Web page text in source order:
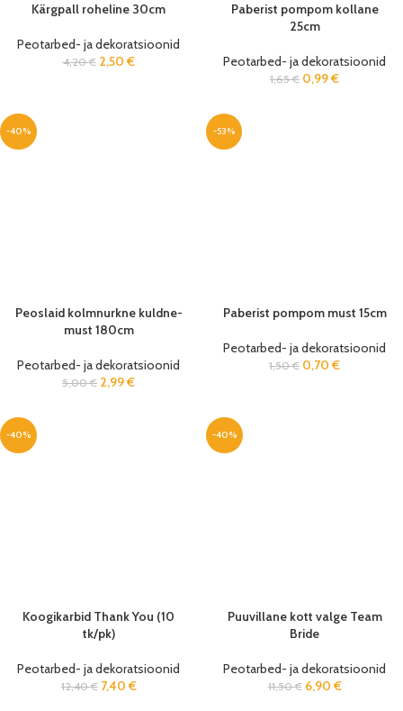
Kärgpall roheline 30cm
Peotarbed- ja dekoratsioonid
4,20€ 2,50 €
Paberist pompom kollane
25cm
Peotarbed- ja dekoratsioonid
1,65€ 0,99€
-40%
Peoslaid kolmnurkne kuldne-
must 180cm
Peotarbed- ja dekoratsioonid
5,00€ 2,99€
-53%
Paberist pompom must 15cm
Peotarbed- ja dekoratsioonid
1,50€ 0,70 €
-40%
Koogikarbid Thank You (10
tk/pk)
Peotarbed- ja dekoratsioonid
12,40€ 7,40 €
-40%
Puuvillane kott valge Team
Bride
Peotarbed- ja dekoratsioonid
11,50€ 6,90 €